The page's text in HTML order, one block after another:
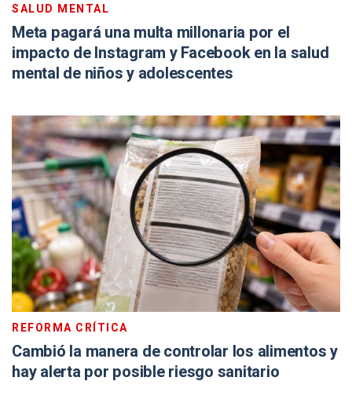
SALUD MENTAL
Meta pagará una multa millonaria por el
impacto de Instagram y Facebook en la salud
mental de niños y adolescentes
REFORMA CRÍTICA
Cambió la manera de controlar los alimentos y
hay alerta por posible riesgo sanitario